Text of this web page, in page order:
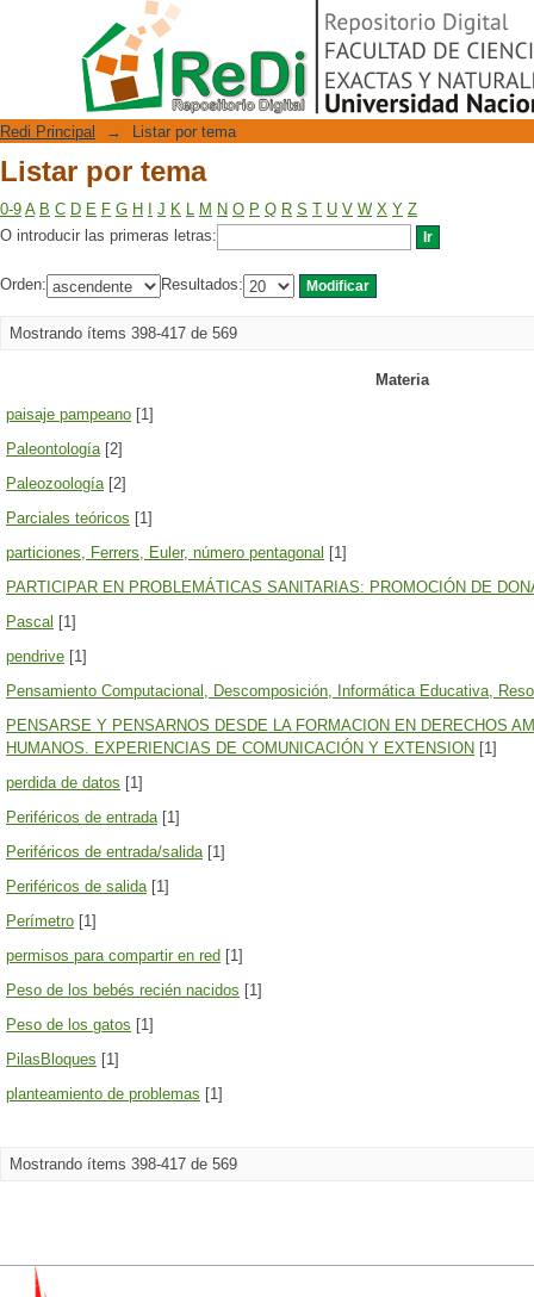
Listar por tema
Repositorio Digital
Redi Principal → Listar por tema
Listar por tema
0-9 A B C D E F G H J K L M N O P Q R S T U V W X Y Z
O introducir las primeras letras:
Orden: Resultados:
Mostrando ítems 398-417 de 569
Materia
paisaje pampeano [1]
Paleontología[2]
Paleozoología[2]
Parciales teóricos [1]
particiones, Ferrers, Euler, número pentagonal [1]
PARTICIPAR EN PROBLEMÁTICAS SANITARIAS: PROMOCIÓN DE
Pascal [1]
pendrive [1]
Pensamiento Computacional, Descomposición, Informática Educativa,
PENSARSE Y PENSARNOS DESDE LA FORMACION EN DERECHOS
HUMANOS. EXPERIENCIAS DE COMUNICACIÓN Y EXTENSION [1]
perdida de datos [1]
Periféricos de entrada[1]
Periféricos de entrada/salida[1]
Periféricos de salida[1]
Perímetro [1]
permisos para compartir en red [1]
Peso de los bebés recién nacidos [1]
Peso de los gatos [1]
PilasBloques [1]
planteamiento de problemas [1]
Mostrando ítems 398-417 de 569